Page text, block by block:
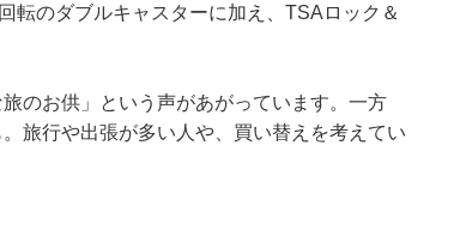
転のダブルキャスターに加え、TSAロック＆
のお供」という声があがっています。一方
旅行や出張が多い人や、買い替えを考えてい